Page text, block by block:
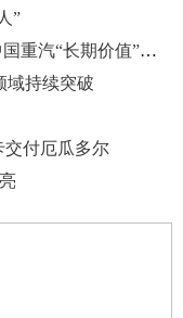
”
上半年重卡销量再夺冠！透过数据看中国重汽“长期价值”战略
域持续突破
交付厄瓜多尔